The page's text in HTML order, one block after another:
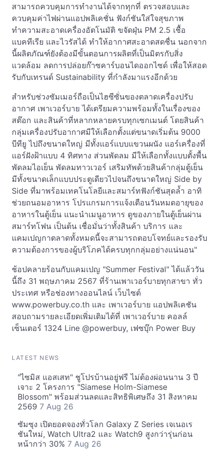
สามารถควบคุมการทำงานได้จากทุกที่ ตรวจสอบและ
ควบคุมค่าไฟผ่านแอปพลิเคชั่น ฟังก์ชันใส่ใจสุขภาพ
ทำความสะอาดเครื่องอัตโนมัติ ขจัดฝุ่น PM 2.5 เชื้อ
แบคทีเรีย และไวรัสได้ ทำให้อากาศสะอาดสดชื่น นอกจาก
นี้ผลิตภัณฑ์ยังต้องมีขั้นตอนการผลิตที่เป็นมิตรกับสิ่ง
แวดล้อม ลดการปล่อยก๊าซคาร์บอนไดออกไซด์ เพื่อให้สอด
รับกับเทรนด์ Sustainability ที่กำลังมาแรงอีกด้วย
สำหรับช่วงซัมเมอร์ถือเป็นไฮซีซั่นของตลาดเครื่องปรับ
อากาศ เพาเวอร์บาย ได้เตรียมความพร้อมทั้งในเรื่องของ
สต๊อก และสินค้าที่หลากหลายครบทุกเซกเมนต์ โดยสินค้า
กลุ่มเครื่องปรับอากาศมีให้เลือกตั้งแต่ขนาดเริ่มต้น 9000
บีทียู ไปถึงขนาดใหญ่ มีทั้งแอร์แบบแขวนผนัง แอร์เครื่องที่
แอร์ฝังฝ้าแบบ 4 ทิศทาง ส่วนพัดลม มีให้เลือกทั้งแบบตั้งพื้น
พัดลมไอเย็น พัดลมทาวเวอร์ เสริมทัพด้วยสินค้ากลุ่มตู้เย็น
มีทั้งขนาดเล็กแบบประตูเดียวไปจนถึงขนาดใหญ่ Side by
Side ที่มาพร้อมเทคโนโลยีและสมาร์ทฟังก์ชันสุดล้ำ อาทิ
ช่วยถนอมอาหาร โปรแกรมการแจ้งเตือนวันหมดอายุของ
อาหารในตู้เย็น แนะนำเมนูอาหาร ดูของภายในตู้เย็นผ่าน
สมาร์ทโฟน เป็นต้น เชื่อมั่นว่าทั้งสินค้า บริการ และ
แคมเปญกาตลาดทั้งหมดนี้จะสามารถตอบโจทย์และรองรับ
ความต้องการของผู้บริโภคได้ครบทุกกลุ่มอย่างแน่นอน"
ช้อปคลายร้อนกับแคมเปญ "Summer Festival" ได้แล้ววัน
นี้ถึง 31 พฤษภาคม 2567 ที่ร้านเพาเวอร์บายทุกสาขา ทั่ว
ประเทศ หรือช่องทางออนไลน์ เว็บไซต์
www.powerbuy.co.th และ เพาเวอร์บาย แอปพลิเคชัน
สอบถามรายละเอียดเพิ่มเติมได้ที่ เพาเวอร์บาย คอลล์
เซ็นเตอร์ 1324 Line @powerbuy, เฟซบุ๊ก Power Buy
LATEST NEWS
"ไซมิส แอสเสท" ชูโปรบ้านอยู่ฟรี ไม่ต้องผ่อนนาน 3 ปี
เจาะ 2 โครงการ "Siamese Holm-Siamese
Blossom" พร้อมส่วนลดและสิทธิพิเศษถึง 31 สิงหาคม
2569 7 Aug 26
ซัมซุง เปิดยอดจองทั่วโลก Galaxy Z Series เจเนอเร
ชันใหม่, Watch Ultra2 และ Watch9 สูงกว่ารุ่นก่อน
หน้ากว่า 30% 7 Aug 26